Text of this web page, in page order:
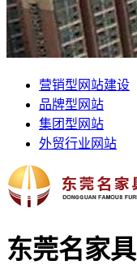
营销型网站建设
品牌型网站
集团型网站
外贸行业网站
东莞名家具